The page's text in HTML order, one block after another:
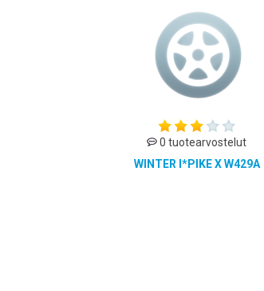
0 tuotearvostelut
WINTER I*PIKE X W429A